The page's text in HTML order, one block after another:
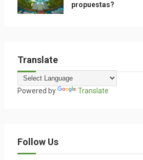
propuestas?
Translate
Powered by Translate
Follow Us